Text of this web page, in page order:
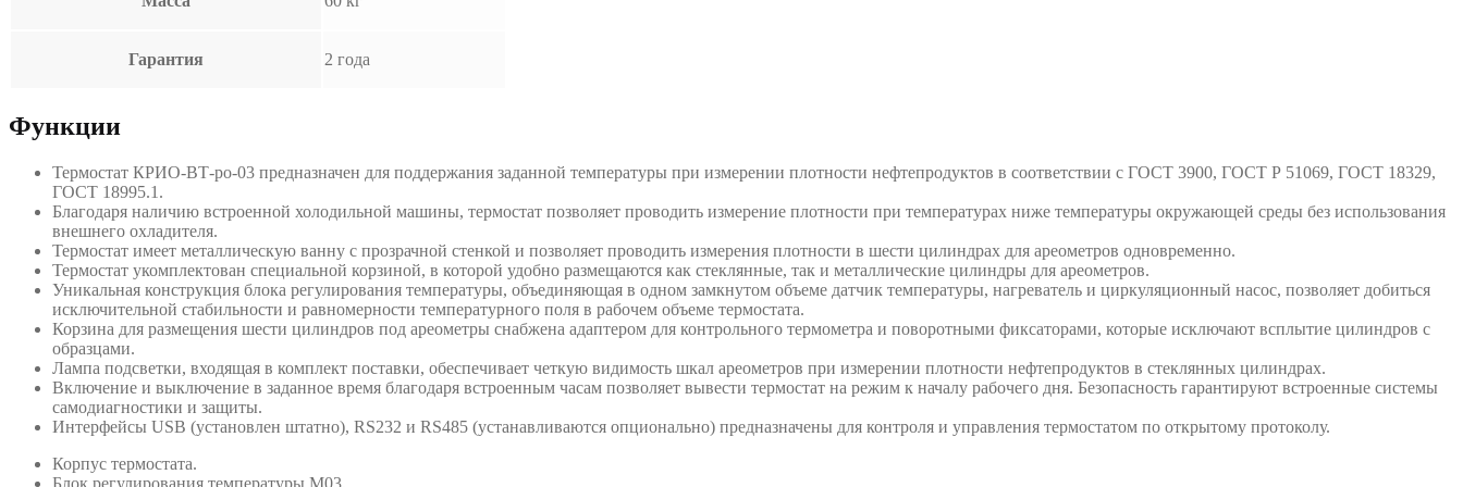
Гарантия 2 года
Функции
Термостат КРИО-ВТ-ро-03 предназначен для поддержания заданной температуры при измерении плотности нефтепродуктов в соответствии с ГОСТ 3900, ГОСТ Р 51069, ГОСТ 18329,
ГОСТ 18995.1.
Благодаря наличию встроенной холодильной машины, термостат позволяет проводить измерение плотности при температурах ниже температуры окружающей среды без использования
внешнего охладителя.
Термостат имеет металлическую ванну с прозрачной стенкой и позволяет проводить измерения плотности в шести цилиндрах для ареометров одновременно.
Термостат укомплектован специальной корзиной, в которой удобно размещаются как стеклянные, так и металлические цилиндры для ареометров.
Уникальная конструкция блока регулирования температуры, объединяющая в одном замкнутом объеме датчик температуры, нагреватель и циркуляционный насос, позволяет добиться
исключительной стабильности и равномерности температурного поля в рабочем объеме термостата.
Корзина для размещения шести цилиндров под ареометры снабжена адаптером для контрольного термометра и поворотными фиксаторами, которые исключают всплытие цилиндров с
образцами.
Лампа подсветки, входящая в комплект поставки, обеспечивает четкую видимость шкал ареометров при измерении плотности нефтепродуктов в стеклянных цилиндрах.
Включение и выключение в заданное время благодаря встроенным часам позволяет вывести термостат на режим к началу рабочего дня. Безопасность гарантируют встроенные системы
самодиагностики и защиты.
Интерфейсы USB (установлен штатно), RS232 и RS485 (устанавливаются опционально) предназначены для контроля и управления термостатом по открытому протоколу.
Корпус термостата.
Блок регулирования температуры М03.